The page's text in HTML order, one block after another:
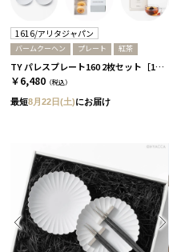
1616/アリタジャパン
バームクーヘン プレート 紅茶
TY パレスプレート160 2枚セット［1616/アリタジャパン］+バームクーヘン+紅茶
￥6,480 （税込）
最短8月22日(土)にお届け